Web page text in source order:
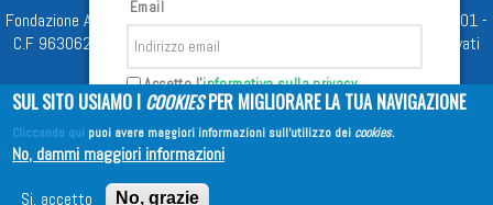
Fondazione Apostolicam Actuositatem ETS © 2023 - P.I. 05398481001 -
C.F 96306220581 - REA 888781 del 23/02/98 - Tutti i diritti riservati
Copyright © 2026EDITRICE AVE
Email
Accetto l'informativa sulla privacy
Iscriviti
SUL SITO USIAMO I COOKIESPER MIGLIORARE LA TUA NAVIGAZIONE
Cliccando qui puoi avere maggiori informazioni sull'utilizzo dei cookies.
No, dammi maggiori informazioni
Si, accetto
No, grazie